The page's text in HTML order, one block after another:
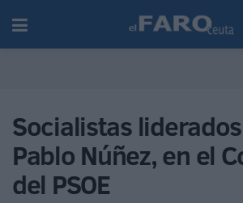
Socialistas
Pablo Núñez, en el
del PSOE